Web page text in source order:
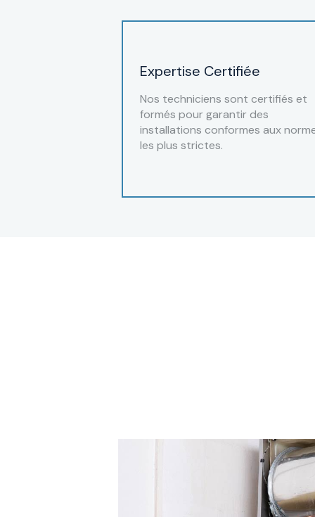
Expertise Certifiée
Nos techniciens sont certifiés et
formés pour garantir des
installations conformes aux
les plus strictes.